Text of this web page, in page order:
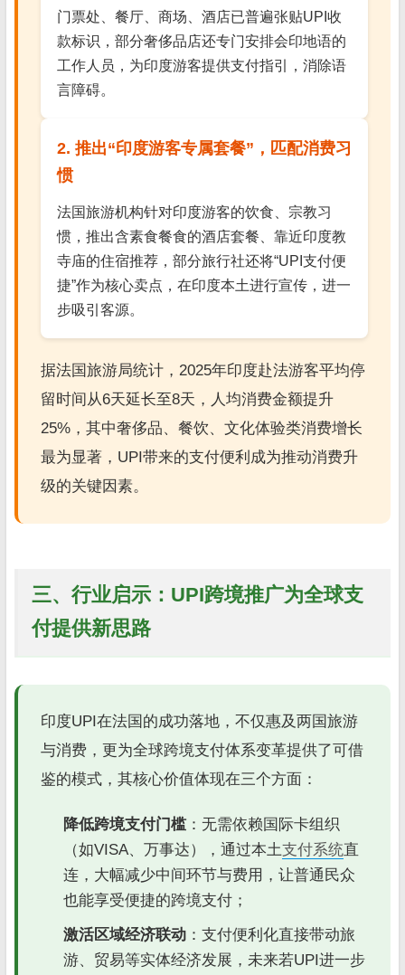
门票处、餐厅、商场、酒店已普遍张贴UPI收
款标识，部分奢侈品店还专门安排会印地语的
工作人员，为印度游客提供支付指引，消除语
言障碍。
2. 推出“印度游客专属套餐”，匹配消费习
惯
法国旅游机构针对印度游客的饮食、宗教习
惯，推出含素食餐食的酒店套餐、靠近印度教
寺庙的住宿推荐，部分旅行社还将“UPI支付便
捷”作为核心卖点，在印度本土进行宣传，进一
步吸引客源。
据法国旅游局统计，2025年印度赴法游客平均停
留时间从6天延长至8天，人均消费金额提升
25%，其中奢侈品、餐饮、文化体验类消费增长
最为显著，UPI带来的支付便利成为推动消费升
级的关键因素。
三、行业启示：UPI跨境推广为全球支
付提供新思路
印度UPI在法国的成功落地，不仅惠及两国旅游
与消费，更为全球跨境支付体系变革提供了可借
鉴的模式，其核心价值体现在三个方面：
降低跨境支付门槛：无需依赖国际卡组织
（如VISA、万事达），通过本土支付系统直
连，大幅减少中间环节与费用，让普通民众
也能享受便捷的跨境支付；
激活区域经济联动 ：支付便利化直接带动旅
游、贸易等实体经济发展，未来若UPI进一步